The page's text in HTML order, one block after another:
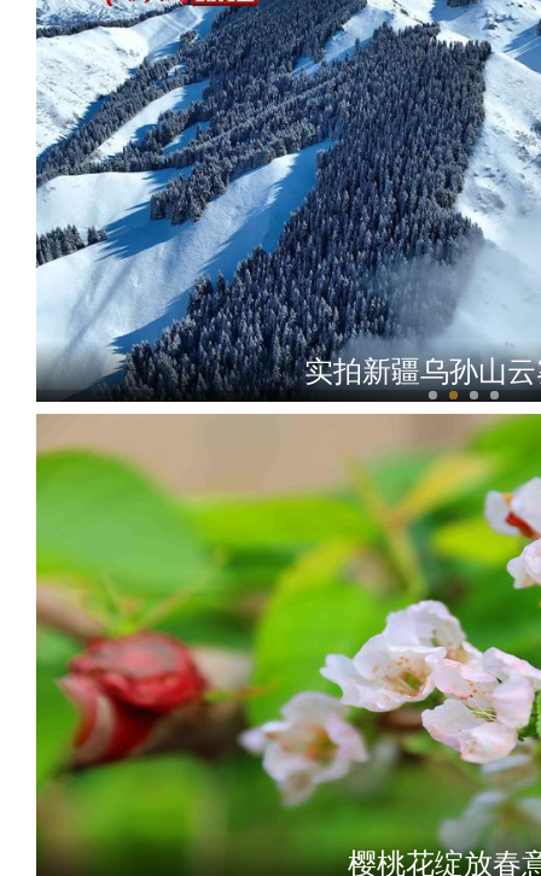
实拍新疆乌孙山
法治微课堂 | 烧
樱桃花绽放春